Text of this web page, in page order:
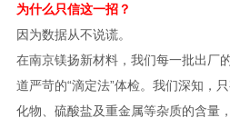
为什么只信这一招？
因为数据从不说谎。
在南京镁扬新材料，我们每一批出厂
道严苛的“滴定法”体检。我们深知，
化物、硫酸盐及重金属等杂质的含量